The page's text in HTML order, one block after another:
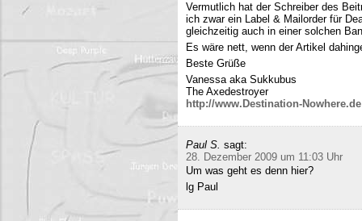
Vermutlich hat der Schreiber des
ich zwar ein Label & Mailorder für
gleichzeitig auch in einer solchen
Es wäre nett, wenn der Artikel
Beste Grüße
Vanessa aka Sukkubus
The Axedestroyer
http://www.Destination-Nowhere.de
Paul S. sagt:
28. Dezember 2009 um 11:03 Uhr
Um was geht es denn hier?
lg Paul